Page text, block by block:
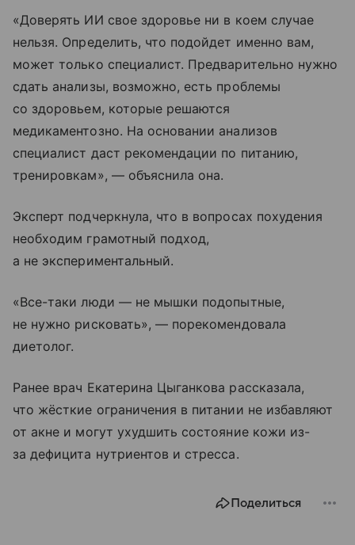
«Доверять ИИ свое здоровье ни в коем случае
нельзя. Определить, что подойдет именно вам,
может только специалист. Предварительно нужно
сдать анализы, возможно, есть проблемы
со здоровьем, которые решаются
медикаментозно. На основании анализов
специалист даст рекомендации по питанию,
тренировкам», — объяснила она.
Эксперт подчеркнула, что в вопросах похудения
необходим грамотный подход,
а не экспериментальный.
«Все-таки люди — не мышки подопытные,
не нужно рисковать», — порекомендовала
диетолог.
Ранее врач Екатерина Цыганкова рассказала,
что жёсткие ограничения в питании не избавляют
от акне и могут ухудшить состояние кожи из-
за дефицита нутриентов и стресса.
Поделиться